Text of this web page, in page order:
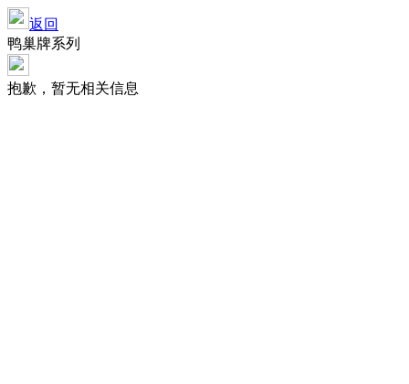
返回
鸭巢牌系列
抱歉，暂无相关信息